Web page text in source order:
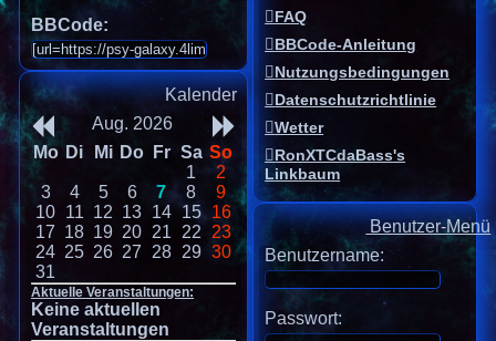
BBCode:
Kalender
Aug. 2026
Mo Di Mi Do Fr Sa So
1
2
3
4 5 6 7 8
9
10 11 12 13 14 15
16
17 18 19 20 21 22 23
24 25 26 27 28 29 30
31
Aktuelle Veranstaltungen:
Keine aktuellen
Veranstaltungen
FAQ
BBCode-Anleitung
Nutzungsbedingungen
Datenschutzrichtlinie
Wetter
RonXTCdaBass's
Linkbaum
Benutzer-Menü
Benutzername:
Passwort: